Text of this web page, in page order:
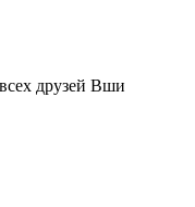
друзей Вши